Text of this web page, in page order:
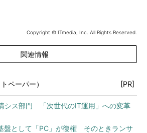
Copyright © ITmedia, Inc. All Rights Reserved.
関連情報
ペーパー） [PR]
シス部門 「次世代のIT運用」への変革
盤として「PC」が復権 そのときランサ